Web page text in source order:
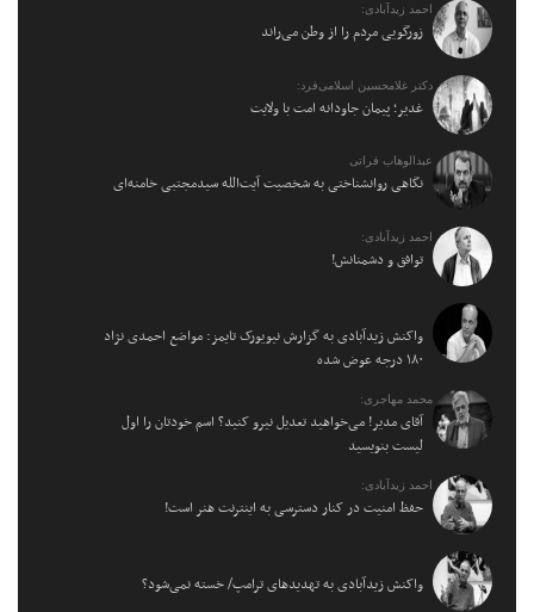
احمد زیدآبادی:
زورگویی مردم را از وطن می‌راند
دکتر غلامحسین اسلامی‌فرد:
غدیر؛ پیمان جاودانه امت با ولایت
عبدالوهاب فراتی
نگاهی روانشناختی به شخصیت آیت‌الله سیدمجتبی خامنه‌ای
احمد زیدآبادی:
توافق و دشمنانش!
واکنش زیدآبادی به گزارش نیویورک تایمز: مواضع احمدی نژاد
۱۸۰ درجه عوض شده
محمد مهاجری:
آقای مدیر! می‌خواهید تعدیل نیرو کنید؟ اسم خودتان را اول
لیست بنویسید
احمد زیدآبادی:
حفظ امنیت در کنار دسترسی به اینترنت هنر است!
واکنش زیدآبادی به تهدیدهای ترامپ/ خسته نمی‌شود؟